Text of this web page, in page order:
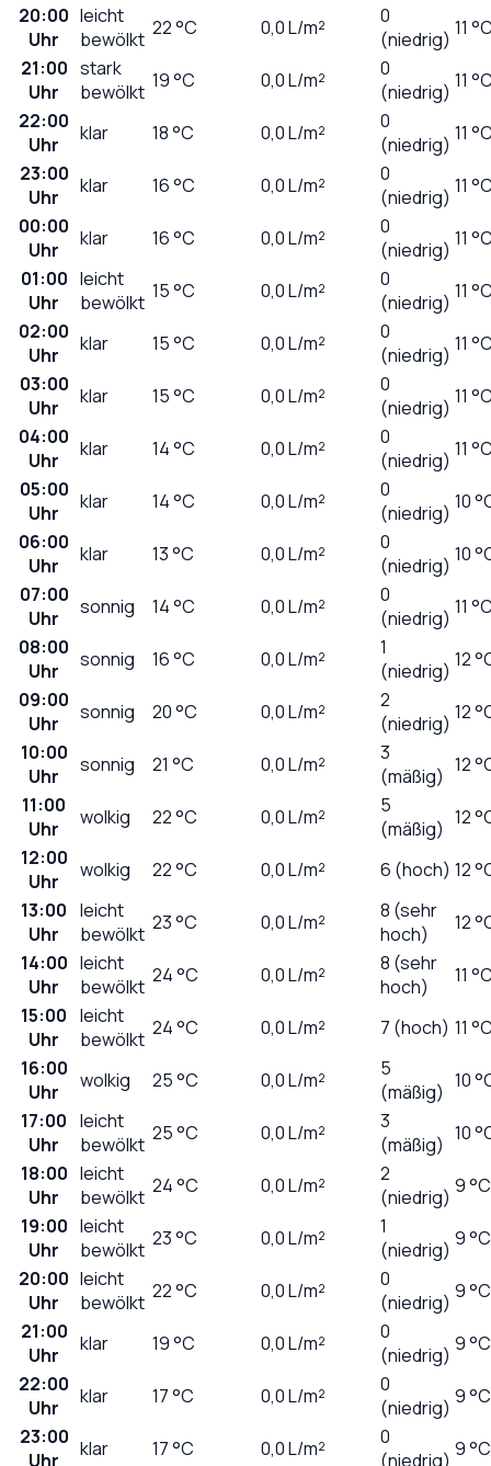
20:00
Uhr
leicht
bewölkt 22°C 0,0L/m²
0
(niedrig) 11
21:00
Uhr
stark
bewölkt 19°C 0,0L/m²
0
(niedrig) 11
22:00
Uhr
klar 18°C 0,0L/m²
0
(niedrig) 11
23:00
Uhr
klar 16°C 0,0L/m²
0
(niedrig) 11
00:00
Uhr
klar 16°C 0,0L/m²
0
(niedrig) 11
01:00
Uhr
leicht
bewölkt 15°C 0,0L/m²
0
(niedrig) 11
02:00
Uhr
klar 15°C 0,0L/m²
0
(niedrig) 11
03:00
Uhr
klar 15°C 0,0L/m²
0
(niedrig) 11
04:00
Uhr
klar 14°C 0,0L/m²
0
(niedrig) 11
05:00
Uhr
klar 14°C 0,0L/m²
0
(niedrig) 10
06:00
Uhr
klar 13°C 0,0L/m²
0
(niedrig) 10
07:00
Uhr
sonnig 14°C 0,0L/m²
0
(niedrig) 11
08:00
Uhr
sonnig 16°C 0,0L/m²
1
(niedrig) 12
09:00
Uhr
sonnig 20°C 0,0L/m²
2
(niedrig) 12
10:00
Uhr
sonnig 21 °C 0,0L/m²
3
(mäßig) 12
11:00
Uhr
wolkig 22°C 0,0L/m²
5
(mäßig) 12
12:00
Uhr
wolkig 22°C 0,0L/m² 6 (hoch) 12
13:00
Uhr
leicht
bewölkt 23°C 0,0L/m²
8 (sehr
hoch)
12
14:00
Uhr
leicht
bewölkt 24°C 0,0L/m²
8 (sehr
hoch)
11
15:00
Uhr
leicht
bewölkt 24°C 0,0L/m² 7 (hoch) 11
16:00
Uhr
wolkig 25°C 0,0L/m²
5
(mäßig) 10
17:00
Uhr
leicht
bewölkt 25°C 0,0L/m²
3
(mäßig) 10
18:00
Uhr
leicht
bewölkt 24°C 0,0L/m²
2
(niedrig) 9 °C
19:00
Uhr
leicht
bewölkt 23°C 0,0L/m²
1
(niedrig) 9 °C
20:00
Uhr
leicht
bewölkt 22°C 0,0L/m²
0
(niedrig) 9 °C
21:00
Uhr
klar 19°C 0,0L/m²
0
(niedrig) 9 °C
22:00
Uhr
klar 17°C 0,0L/m²
0
(niedrig) 9 °C
23:00
Uhr
klar 17°C 0,0L/m²
0
(niedrig) 9 °C